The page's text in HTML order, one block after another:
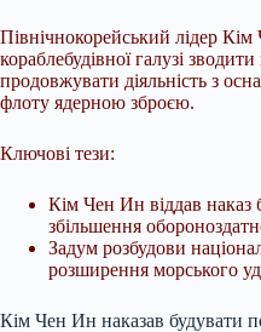
Північнокорейський лідер
кораблебудівної галузі
продовжувати діяльність з
флоту ядерною зброєю.
Ключові тези:
Кім Чен Ин віддав наказ
збільшення
Задум розбудови
розширення морського
Кім Чен Ин наказав будувати